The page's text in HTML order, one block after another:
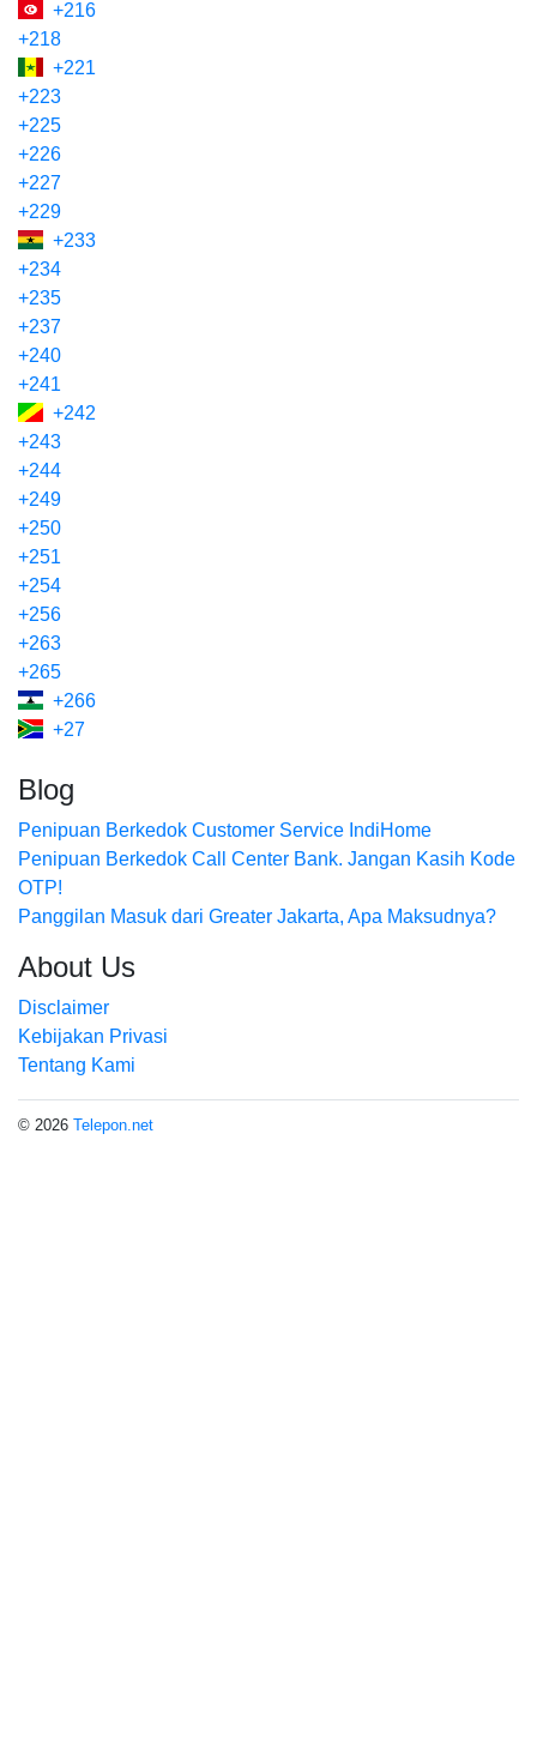
+216
+218
+221
+223
+225
+226
+227
+229
+233
+234
+235
+237
+240
+241
+242
+243
+244
+249
+250
+251
+254
+256
+263
+265
+266
+27
Blog
Penipuan Berkedok Customer Service IndiHome
Penipuan Berkedok Call Center Bank. Jangan Kasih Kode
OTP!
Panggilan Masuk dari Greater Jakarta, Apa Maksudnya?
About Us
Disclaimer
Kebijakan Privasi
Tentang Kami
© 2026 Telepon.net